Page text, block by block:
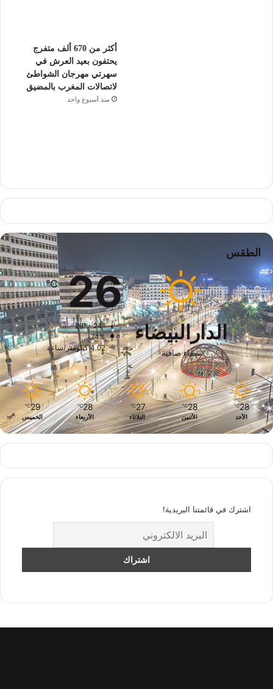
أكثر من 670 ألف متفرج
يحتفون بعيد العرش في
سهرتي مهرجان الشواطئ
لاتصالات المغرب بالمضيق
منذ أسبوع واحد
الطقس
الدارالبيضاء
سماء صافية
26
℃
28º - 24º
74%
4.02 كيلومتر/ساعة
28
℃
الأحد
28
℃
الأثنين
27
℃
الثلاثاء
28
℃
الأربعاء
29
℃
الخميس
اشترك في قائمتنا البريدية!